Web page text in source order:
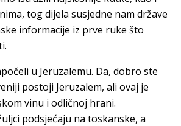
tog dijela susjedne nam države
informacije iz prve ruke što
u Jeruzalemu. Da, dobro ste
postoji Jeruzalem, ali ovaj je
vinu i odličnoj hrani.
podsjećaju na toskanske, a